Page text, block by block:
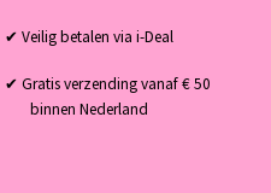
✔ Veilig betalen via i-Deal
✔ Gratis verzending vanaf € 50
binnen Nederland